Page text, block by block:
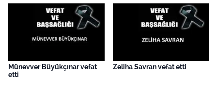
Münevver Büyükçınar vefat
etti
Zeliha Savran vefat etti